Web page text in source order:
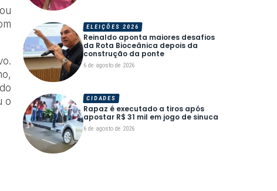
o
Reinaldo aponta maiores desafios
da Rota Bioceânica depois da
construção da ponte
6 de agosto de 2026
ELEIÇÕES 2026
Rapaz é executado a tiros após
apostar R$ 31 mil em jogo de sinuca
6 de agosto de 2026
CIDADES